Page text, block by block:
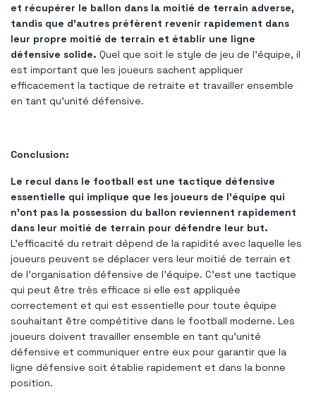
et récupérer le ballon dans la moitié de terrain adverse,
tandis que d'autres préfèrent revenir rapidement dans
leur propre moitié de terrain et établir une ligne
défensive solide. Quel que soit le style de jeu de l’équipe, il
est important que les joueurs sachent appliquer
efficacement la tactique de retraite et travailler ensemble
en tant qu’unité défensive.
Conclusion:
Le recul dans le football est une tactique défensive
essentielle qui implique que les joueurs de l'équipe qui
n'ont pas la possession du ballon reviennent rapidement
dans leur moitié de terrain pour défendre leur but.
L'efficacité du retrait dépend de la rapidité avec laquelle les
joueurs peuvent se déplacer vers leur moitié de terrain et
de l'organisation défensive de l'équipe. C’est une tactique
qui peut être très efficace si elle est appliquée
correctement et qui est essentielle pour toute équipe
souhaitant être compétitive dans le football moderne. Les
joueurs doivent travailler ensemble en tant qu'unité
défensive et communiquer entre eux pour garantir que la
ligne défensive soit établie rapidement et dans la bonne
position.